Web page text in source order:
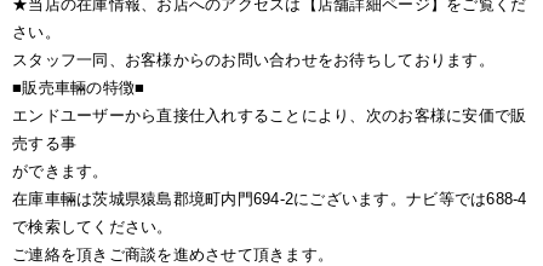
★当店の在庫情報、お店へのアクセスは【店舗詳細ページ】をご覧くだ
さい。
スタッフ一同、お客様からのお問い合わせをお待ちしております。
■販売車輛の特徴■
エンドユーザーから直接仕入れすることにより、次のお客様に安価で販
売する事
ができます。
在庫車輛は茨城県猿島郡境町内門694-2にございます。ナビ等では688-4
で検索してください。
ご連絡を頂きご商談を進めさせて頂きます。